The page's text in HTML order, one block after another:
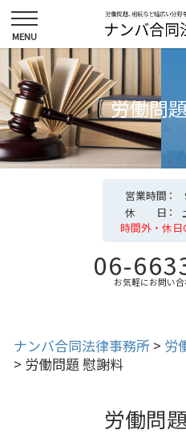
労働問
営業時間
休 日
時間外・休
06-お気軽にお問い合
ナンバ合同法律事務所 > 労
> 労働問題 慰謝料
労働問